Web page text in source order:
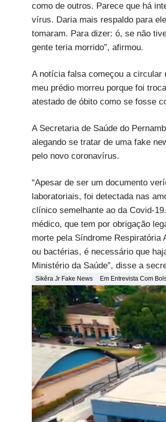
como de outros. Parece que há
vírus. Daria mais respaldo para
tomaram. Para dizer: ó, se não
gente teria morrido”, afirmou.
A notícia falsa começou a circular
meu prédio morreu porque foi
atestado de óbito como se fosse
A Secretaria de Saúde do
alegando se tratar de uma fake
pelo novo coronavírus.
“Apesar de ser um documento
laboratoriais, foi detectada nas
clínico semelhante ao da Covid-
médico, que tem por obrigação
morte pela Síndrome Respiratória
ou bactérias, é necessário que
Ministério da Saúde”, disse a
Sikêra Jr Fake News Em Entrevista Com